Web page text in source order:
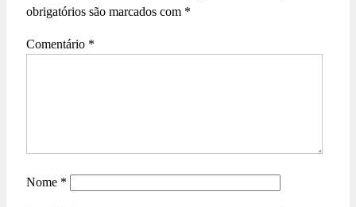
obrigatórios são marcados com *
Comentário *
Nome *